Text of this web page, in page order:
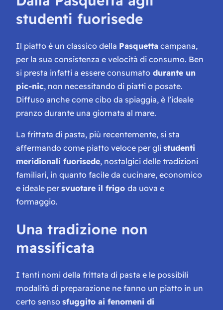
studenti fuorisede
Il piatto è un classico della Pasquetta campana,
per la sua consistenza e velocità di consumo. Ben
si presta infatti a essere consumato durante un
pic-nic, non necessitando di piatti o posate.
Diffuso anche come cibo da spiaggia, è l’ideale
pranzo durante una giornata al mare.
La frittata di pasta, più recentemente, si sta
affermando come piatto veloce per gli studenti
meridionali fuorisede, nostalgici delle tradizioni
familiari, in quanto facile da cucinare, economico
e ideale per svuotare il frigo da uova e
formaggio.
Una tradizione non
massificata
I tanti nomi della frittata di pasta e le possibili
modalità di preparazione ne fanno un piatto in un
certo senso sfuggito ai fenomeni di